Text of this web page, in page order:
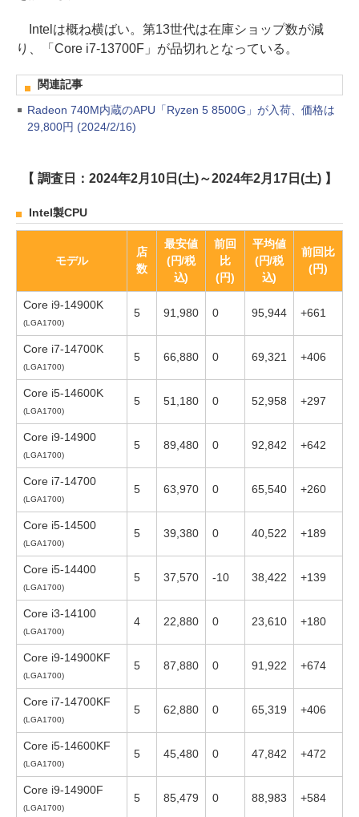
Intelは概ね横ばい。第13世代は在庫ショップ数が減
り、「Core i7-13700F」が品切れとなっている。
関連記事
Radeon 740M内蔵のAPU「Ryzen 5 8500G」が入荷、価格は
29,800円 (2024/2/16)
【 調査日：2024年2月10日(土)～2024年2月17日(土) 】
Intel製CPU
モデル
店
数
最安値
(円/税
込)
前回
比
(円)
平均値
(円/税
込)
前回比
(円)
Core i9-14900K
(LGA1700)
5 91,980 0 95,944 +661
Core i7-14700K
(LGA1700)
5 66,880 0 69,321 +406
Core i5-14600K
(LGA1700)
5 51,180 0 52,958 +297
Core i9-14900
(LGA1700)
5 89,480 0 92,842 +642
Core i7-14700
(LGA1700)
5 63,970 0 65,540 +260
Core i5-14500
(LGA1700)
5 39,380 0 40,522 +189
Core i5-14400
(LGA1700)
5 37,570 -10 38,422 +139
Core i3-14100
(LGA1700)
4 22,880 0 23,610 +180
Core i9-14900KF
(LGA1700)
5 87,880 0 91,922 +674
Core i7-14700KF
(LGA1700)
5 62,880 0 65,319 +406
Core i5-14600KF
(LGA1700)
5 45,480 0 47,842 +472
Core i9-14900F
(LGA1700)
5 85,479 0 88,983 +584